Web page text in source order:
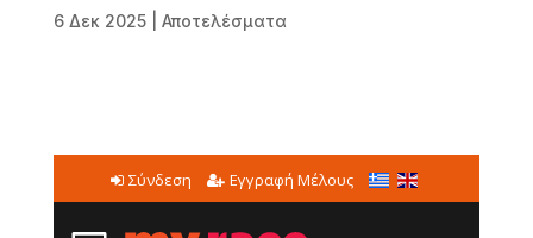
6 Δεκ 2025| Αποτελέσματα